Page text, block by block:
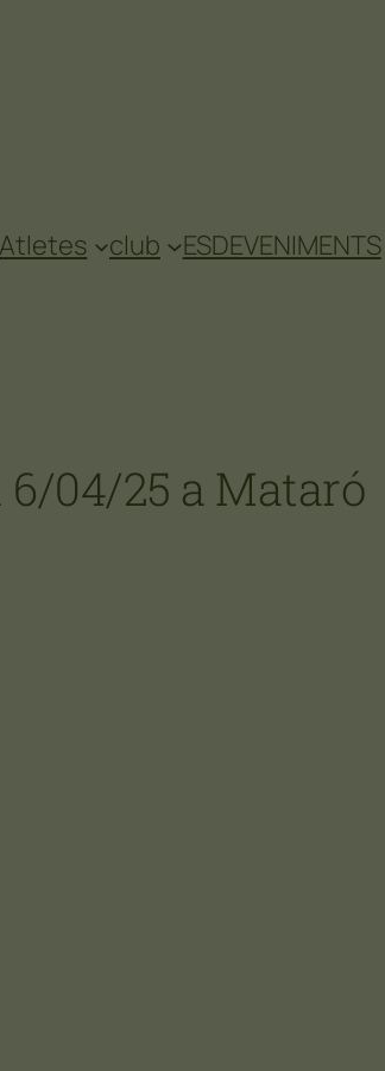
Atletes club ESDEVENIMENTS
6/04/25 a Mataró